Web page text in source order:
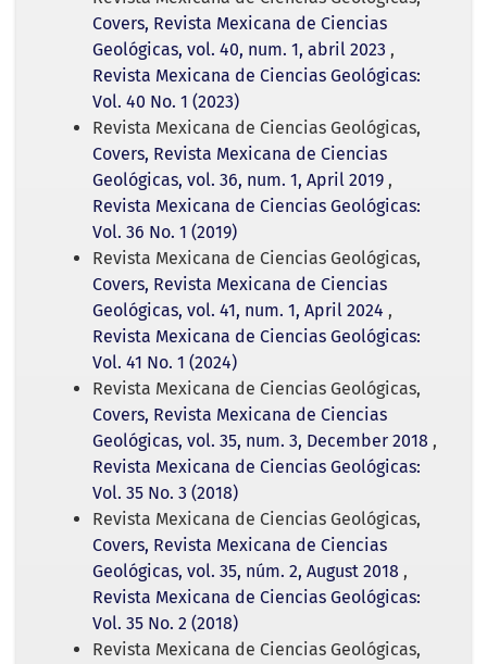
Covers, Revista Mexicana de Ciencias
Geológicas, vol. 40, num. 1, abril 2023 ,
Revista Mexicana de Ciencias Geológicas:
Vol. 40 No. 1 (2023)
Revista Mexicana de Ciencias Geológicas,
Covers, Revista Mexicana de Ciencias
Geológicas, vol. 36, num. 1, April 2019 ,
Revista Mexicana de Ciencias Geológicas:
Vol. 36 No. 1 (2019)
Revista Mexicana de Ciencias Geológicas,
Covers, Revista Mexicana de Ciencias
Geológicas, vol. 41, num. 1, April 2024 ,
Revista Mexicana de Ciencias Geológicas:
Vol. 41 No. 1 (2024)
Revista Mexicana de Ciencias Geológicas,
Covers, Revista Mexicana de Ciencias
Geológicas, vol. 35, num. 3, December 2018 ,
Revista Mexicana de Ciencias Geológicas:
Vol. 35 No. 3 (2018)
Revista Mexicana de Ciencias Geológicas,
Covers, Revista Mexicana de Ciencias
Geológicas, vol. 35, núm. 2, August 2018 ,
Revista Mexicana de Ciencias Geológicas:
Vol. 35 No. 2 (2018)
Revista Mexicana de Ciencias Geológicas,